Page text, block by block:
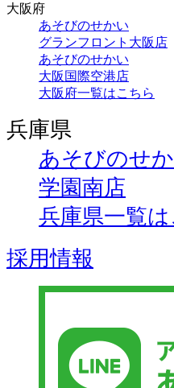
大阪府
あそびのせかい
グランフロント大阪店
あそびのせかい
大阪国際空港店
大阪府一覧はこちら
兵庫県
あそびのせ
学園南店
兵庫県一覧
採用情報